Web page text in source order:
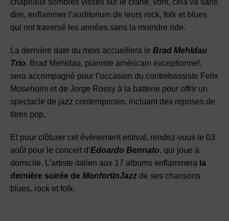
chapeaux sombres vissés sur le crâne, vont, cela va sans
dire, enflammer l’auditorium de leurs rock, folk et blues
qui ont traversé les années sans la moindre ride.
La dernière date du mois accueillera le Brad Mehldau
Trio. Brad Mehldau, pianiste américain exceptionnel,
sera accompagné pour l’occasion du contrebassiste Felix
Moseholm et de Jorge Rossy à la batterie pour offrir un
spectacle de jazz contemporain, incluant des reprises de
titres pop.
Et pour clôturer cet évènement estival, rendez-vous le 03
août pour le concert d’Edoardo Bennato, qui joue à
domicile. L’artiste italien aux 17 albums enflammera la
dernière soirée de MonfortinJazz de ses chansons
blues, rock et folk.